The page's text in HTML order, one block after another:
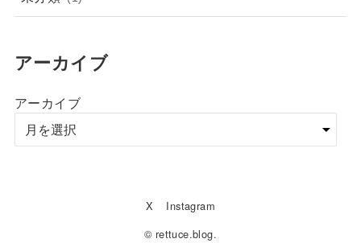
アーカイブ
アーカイブ
X
Instagram
© rettuce.blog.